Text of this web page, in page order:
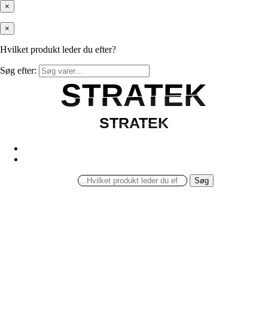
×
×
Hvilket produkt leder du efter?
Søg efter:
STRATEK
STRATEK
STRATEK
STRATEK
Søg